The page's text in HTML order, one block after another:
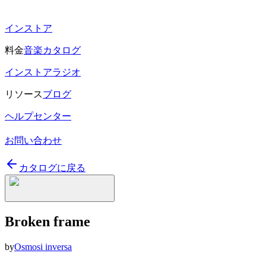
インストア
料金音楽カタログ
インストアラジオ
リソースブログ
ヘルプセンター
お問い合わせ
カタログに戻る
Broken frame
byOsmosi inversa